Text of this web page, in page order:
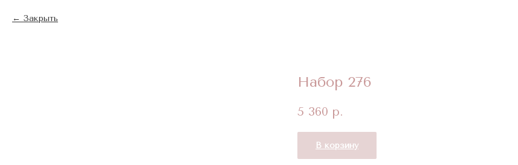
Закрыть
Набор 276
5 360 р.
В корзину